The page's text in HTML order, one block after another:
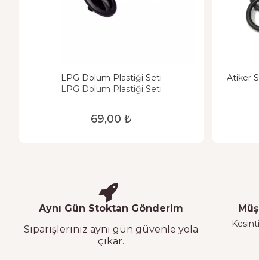
LPG Dolum Plastiği Seti
LPG Dolum Plastiği Seti
69,00 ₺
Atiker
Aynı Gün Stoktan Gönderim
Siparişleriniz aynı gün güvenle yola
çıkar.